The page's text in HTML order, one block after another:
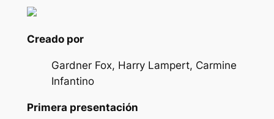
Creado por
Gardner Fox, Harry Lampert, Carmine
Infantino
Primera presentación